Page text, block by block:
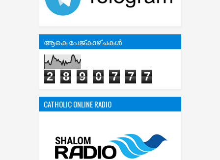
ആകെ പേജ്‌കാഴ്‌ചകള്‍
2 8 9 0 7 7 7
CATHOLIC ONLINE RADIO